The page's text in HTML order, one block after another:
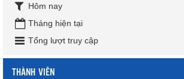
Hôm nay
Tháng hiện tại
Tổng lượt truy cập
THÀNH VIÊN